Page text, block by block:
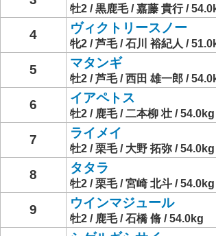
牡2 / 黒鹿毛 / 嘉藤 貴行 /
4 ヴィクトリースノー
牝2 / 芦毛 / 石川 裕紀人 /
5 マタンギ
牡2 / 芦毛 / 西田 雄一郎 /
6 イアペトス
牡2 / 鹿毛 / 二本柳 壮 / 54.0kg
7 ライメイ
牡2 / 栗毛 / 大野 拓弥 / 54.0kg
8 タタラ
牡2 / 栗毛 / 宮崎 北斗 / 54.0kg
9 ウインマジュール
牡2 / 鹿毛 / 石橋 脩 / 54.0kg